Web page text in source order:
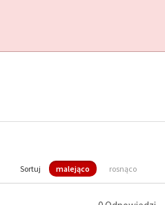
Sortuj malejąco rosnąco